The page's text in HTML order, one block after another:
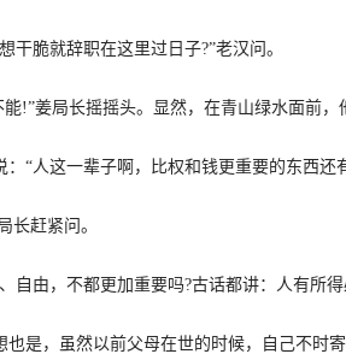
脆就辞职在这里过日子?”老汉问。
姜局长摇摇头。显然，在青山绿水面前，
人这一辈子啊，比权和钱更重要的东西还
赶紧问。
由，不都更加重要吗?古话都讲：人有所得
，虽然以前父母在世的时候，自己不时寄